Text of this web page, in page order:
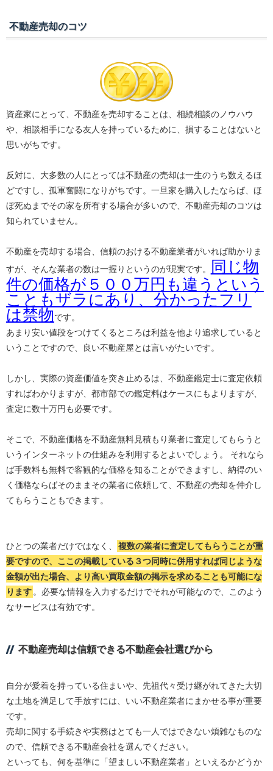
不動産売却のコツ
資産家にとって、不動産を売却することは、相続相談のノウハウ
や、相談相手になる友人を持っているために、損することはないと
思いがちです。
反対に、大多数の人にとっては不動産の売却は一生のうち数えるほ
どですし、孤軍奮闘になりがちです。一旦家を購入したならば、ほ
ぼ死ぬまでその家を所有する場合が多いので、不動産売却のコツは
知られていません。
不動産を売却する場合、信頼のおける不動産業者がいれば助かりま
すが、そんな業者の数は一握りというのが現実です。
同じ物
件の価格が５００万円も違うという
こともザラにあり、分かったフリ
は禁物です。
あまり安い値段をつけてくるところは利益を他より追求していると
いうことですので、良い不動産屋とは言いがたいです。
しかし、実際の資産価値を突き止めるは、不動産鑑定士に査定依頼
すればわかりますが、都市部での鑑定料はケースにもよりますが、
査定に数十万円も必要です。
そこで、不動産価格を不動産無料見積もり業者に査定してもらうと
いうインターネットの仕組みを利用するとよいでしょう。 それなら
ば手数料も無料で客観的な価格を知ることができますし、納得のい
く価格ならばそのままその業者に依頼して、不動産の売却を仲介し
てもらうこともできます。
ひとつの業者だけではなく、
複数の業者に査定してもらうことが重
要ですので、ここの掲載している３つ同時に併用すれば同じような
金額が出た場合、より高い買取金額の掲示を求めることも可能にな
ります 。必要な情報を入力するだけでそれが可能なので、このよう
なサービスは有効です。
不動産売却は信頼できる不動産会社選びから
自分が愛着を持っている住まいや、先祖代々受け継がれてきた大切
な土地を満足して手放すには、いい不動産業者にまかせる事が重要
です。
売却に関する手続きや実務はとても一人ではできない煩雑なものな
ので、信頼できる不動産会社を選んでください。
といっても、何を基準に「望ましい不動産業者」といえるかどうか